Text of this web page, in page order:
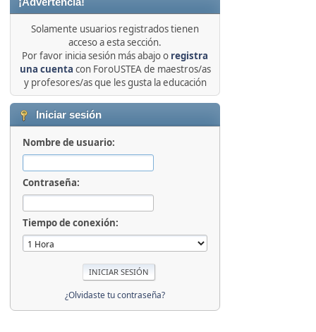
Solamente usuarios registrados tienen
acceso a esta sección.
Por favor inicia sesión más abajo o registra
una cuenta con ForoUSTEA de maestros/as
y profesores/as que les gusta la educación
Iniciar sesión
Nombre de usuario:
Contraseña:
Tiempo de conexión:
¿Olvidaste tu contraseña?